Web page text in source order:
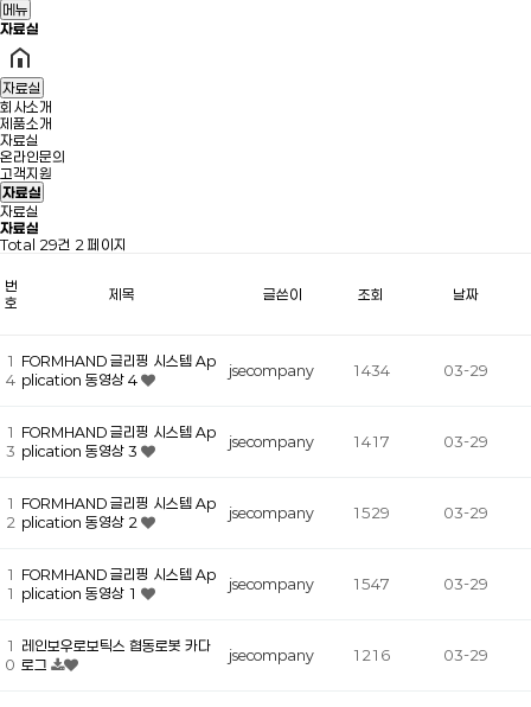
메뉴
자료실
자료실
회사소개
제품소개
자료실
온라인문의
고객지원
자료실
자료실
자료실
Total 29건 2 페이지
번
호
제목 글쓴이 조회 날짜
1
4
FORMHAND 글리핑 시스템 Ap
plication 동영상 4
jsecompany 1434 03-29
1
3
FORMHAND 글리핑 시스템 Ap
plication 동영상 3
jsecompany 1417 03-29
1
2
FORMHAND 글리핑 시스템 Ap
plication 동영상 2
jsecompany 1529 03-29
1
1
FORMHAND 글리핑 시스템 Ap
plication 동영상 1
jsecompany 1547 03-29
1
0
레인보우로보틱스 협동로봇 카다
로그
jsecompany 1216 03-29